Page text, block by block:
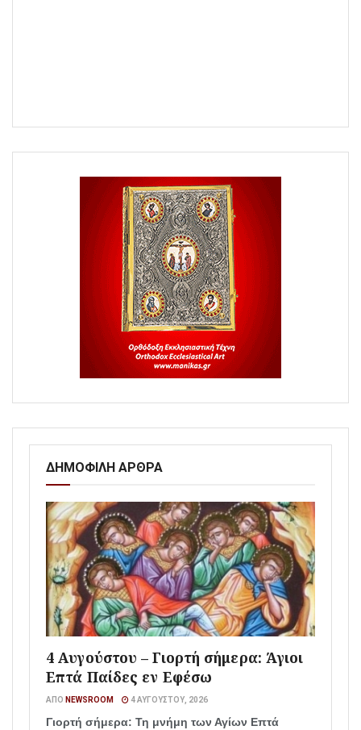
ΔΗΜΟΦΙΛΗ ΑΡΘΡΑ
4 Αυγούστου – Γιορτή σήμερα: Άγιοι
Επτά Παίδες εν Εφέσω
ΑΠΌ NEWSROOM 4 ΑΥΓΟΎΣΤΟΥ, 2026
Γιορτή σήμερα: Τη μνήμη των Αγίων Επτά